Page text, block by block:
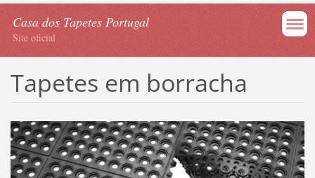
Casa dos Tapetes Portugal
Site oficial
Tapetes em borracha